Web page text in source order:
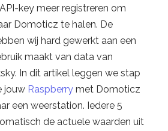
key meer registreren om
Domoticz te halen. De
wij hard gewerkt aan een
maakt van data van
In dit artikel leggen we stap
jouw Raspberry met Domoticz
een weerstation. Iedere 5
de actuele waarden uit